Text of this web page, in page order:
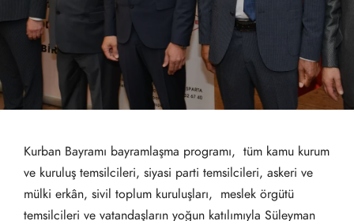
Kurban Bayramı bayramlaşma programı, tüm kamu kurum
ve kuruluş temsilcileri, siyasi parti temsilcileri, askeri ve
mülki erkân, sivil toplum kuruluşları, meslek örgütü
temsilcileri ve vatandaşların yoğun katılımıyla Süleyman